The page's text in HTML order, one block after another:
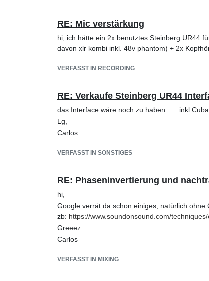
RE: Mic verstärkung
hi, ich hätte ein 2x benutztes Steinberg UR44
davon xlr kombi inkl. 48v phantom) + 2x
VERFASST IN RECORDING
RE: Verkaufe Steinberg UR44
das Interface wäre noch zu haben .... inkl
Lg,
Carlos
VERFASST IN SONSTIGES
RE: Phaseninvertierung und
hi,
Google verrät da schon einiges, natürlich
zb: https://www.soundonsound.com/
Greeez
Carlos
VERFASST IN MIXING